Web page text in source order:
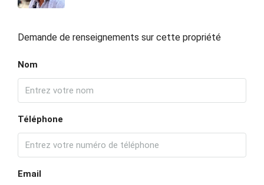
Demande de renseignements sur cette propriété
Nom
Téléphone
Email